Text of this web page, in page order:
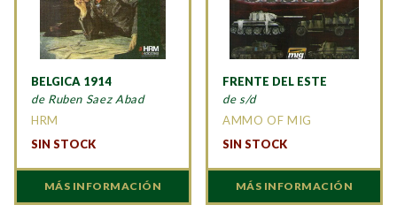
BELGICA 1914
de Ruben Saez Abad
HRM
SIN STOCK
MÁS INFORMACIÓN
FRENTE DEL ESTE
de s/d
AMMO OF MIG
SIN STOCK
MÁS INFORMACIÓN